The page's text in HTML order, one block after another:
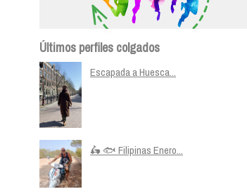
Últimos perfiles colgados
Escapada a Huesca...
🛵 🐟 Filipinas Enero...